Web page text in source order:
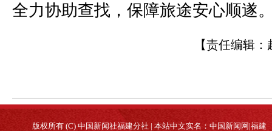
全力协助查找，保障旅途安心顺遂
【责任编辑：
版权所有 (C) 中国新闻社福建分社 | 本站中文实名：中国新闻网|福建